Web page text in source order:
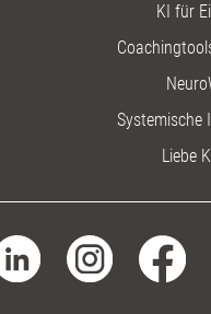
KI für
Systemische
Liebe